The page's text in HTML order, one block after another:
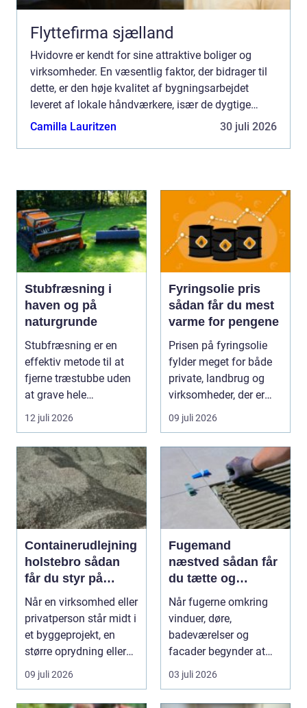
Flyttefirma sjælland
Hvidovre er kendt for sine attraktive boliger og
virksomheder. En væsentlig faktor, der bidrager til
dette, er den høje kvalitet af bygningsarbejdet
leveret af lokale håndværkere, især de dygtige
tømrere i Hvidovre. Hvis du er på udkig efter en
Camilla Lauritzen 30 juli 2026
Stubfræsning i
haven og på
naturgrunde
Stubfræsning er en
effektiv metode til at
fjerne træstubbe uden
at grave hele
rodsystemet op.
Metode...
12 juli 2026
Fyringsolie pris
sådan får du mest
varme for pengene
Prisen på fyringsolie
fylder meget for både
private, landbrug og
virksomheder, der er
afhængige af o...
09 juli 2026
Containerudlejning
holstebro sådan
får du styr på
affald og materialer
Når en virksomhed eller
privatperson står midt i
et byggeprojekt, en
større oprydning eller
løbende ...
09 juli 2026
Fugemand
næstved sådan får
du tætte og
holdbare fuger
Når fugerne omkring
vinduer, døre,
badeværelser og
facader begynder at
slippe, kan det hurtigt
føre ...
03 juli 2026